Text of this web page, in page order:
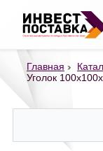
Главная
Уголок